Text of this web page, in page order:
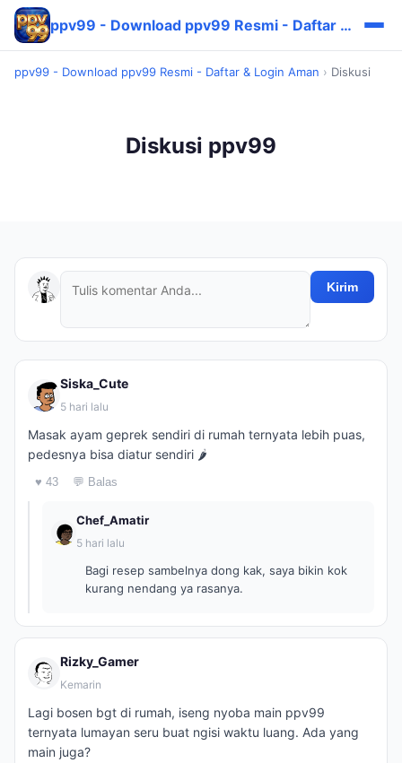
ppv99 - Download ppv99 Resmi - Daftar & Login Aman
ppv99 - Download ppv99 Resmi - Daftar & Login Aman › Diskusi
Diskusi ppv99
Kirim
Siska_Cute
5 hari lalu
Masak ayam geprek sendiri di rumah ternyata lebih puas,
pedesnya bisa diatur sendiri 🌶️
♥ 43 💬 Balas
Chef_Amatir
5 hari lalu
Bagi resep sambelnya dong kak, saya bikin kok
kurang nendang ya rasanya.
Rizky_Gamer
Kemarin
Lagi bosen bgt di rumah, iseng nyoba main ppv99
ternyata lumayan seru buat ngisi waktu luang. Ada yang
main juga?